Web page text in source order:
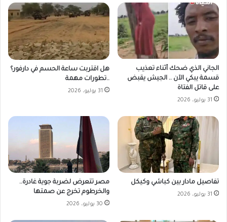
الجاني الذي ضحك أثناء تعذيب
قسمة يبكي الآن .. الجيش يقبض
على قاتل الفتاة
31 يوليو، 2026
هل اقتربت ساعة الحسم في دارفور؟
..تطورات مهمة
31 يوليو، 2026
تفاصيل مادار بين كباشي وكيكل
31 يوليو، 2026
مصر تتعرض لضربة جوية غادرة..
والخرطوم تخرج عن صمتها
30 يوليو، 2026